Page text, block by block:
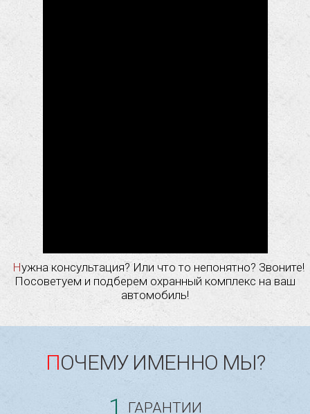
Нужна консультация? Или что то непонятно? Звоните!
Посоветуем и подберем охранный комплекс на ваш
автомобиль!
ПОЧЕМУ ИМЕННО МЫ?
1 ГАРАНТИИ